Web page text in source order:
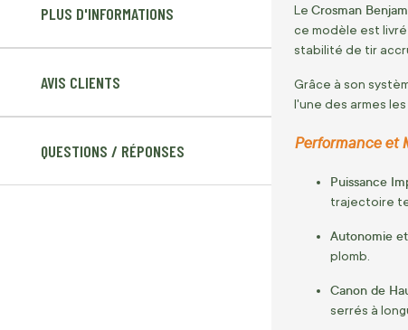
PLUS D'INFORMATIONS
AVIS CLIENTS
QUESTIONS / RÉPONSES
Le Crosman
ce modèle est
stabilité de tir
Grâce à son
l'une des armes
Performance et
Puissance
trajectoire
Autonomie
plomb.
Canon de
serrés à